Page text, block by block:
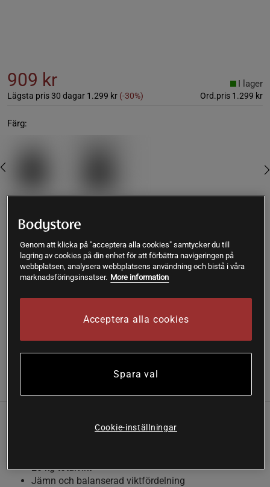
909 kr
Lägsta pris 30 dagar 1.299 kr (-30%) Ord.pris 1.299 kr
I lager
Färg:
Fri frakt över 199 kr Fri retur 14 dagars ångerrätt
Maximera din prestation med Star Gear Weight Vest 20 kg.
En tung och stabil viktväst för dig som vill maximera
20 kg totalvikt
Jämn och balanserad viktfördelning
Genom att klicka på "acceptera alla cookies" samtycker du till
lagring av cookies på din enhet för att förbättra navigeringen på
webbplatsen, analysera webbplatsens användning och bistå i våra
marknadsföringsinsatser. More information
Acceptera alla cookies
Spara val
Cookie-inställningar